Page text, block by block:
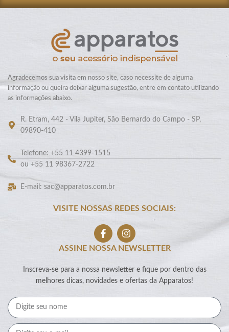
Agradecemos sua visita em nosso site, caso necessite de alguma
informação ou queira deixar alguma sugestão, entre em contato utilizando
as informações abaixo.
R. Etram, 442 - Vila Jupiter, São Bernardo do Campo - SP,
09890-410
Telefone: +55 11 4399-1515
ou +55 11 98367-2722
E-mail: sac@apparatos.com.br
VISITE NOSSAS REDES SOCIAIS:
ASSINE NOSSA NEWSLETTER
Inscreva-se para a nossa newsletter e fique por dentro das
melhores dicas, novidades e ofertas da Apparatos!